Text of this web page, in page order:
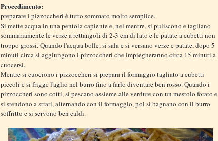
Procedimento:
preparare i pizzoccheri è tutto sommato molto semplice.
Si mette acqua in una pentola capiente e, nel mentre, si puliscono e tagliano
sommariamente le verze a rettangoli di 2-3 cm di lato e le patate a cubetti non
troppo grossi. Quando l'acqua bolle, si sala e si versano verze e patate, dopo 5
minuti circa si aggiungono i pizzoccheri che impiegheranno circa 15 minuti a
cuocersi.
Mentre si cuociono i pizzoccheri si prepara il formaggio tagliato a cubetti
piccoli e si frigge l'aglio nel burro fino a farlo diventare ben rosso. Quando i
pizzoccheri sono cotti, si pescano assieme alle verdure con un mestolo forato e
si stendono a strati, alternando con il formaggio, poi si bagnano con il burro
soffritto e si servono ben caldi.